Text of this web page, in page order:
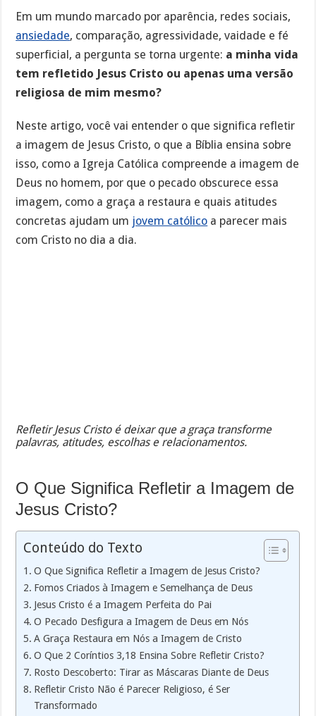
Em um mundo marcado por aparência, redes sociais,
ansiedade, comparação, agressividade, vaidade e fé
superficial, a pergunta se torna urgente: a minha vida
tem refletido Jesus Cristo ou apenas uma versão
religiosa de mim mesmo?
Neste artigo, você vai entender o que significa refletir
a imagem de Jesus Cristo, o que a Bíblia ensina sobre
isso, como a Igreja Católica compreende a imagem de
Deus no homem, por que o pecado obscurece essa
imagem, como a graça a restaura e quais atitudes
concretas ajudam um jovem católico a parecer mais
com Cristo no dia a dia.
Refletir Jesus Cristo é deixar que a graça transforme
palavras, atitudes, escolhas e relacionamentos.
O Que Significa Refletir a Imagem de
Jesus Cristo?
Conteúdo do Texto
O Que Significa Refletir a Imagem de Jesus Cristo?
Fomos Criados à Imagem e Semelhança de Deus
Jesus Cristo é a Imagem Perfeita do Pai
O Pecado Desfigura a Imagem de Deus em Nós
A Graça Restaura em Nós a Imagem de Cristo
O Que 2 Coríntios 3,18 Ensina Sobre Refletir Cristo?
Rosto Descoberto: Tirar as Máscaras Diante de Deus
Refletir Cristo Não é Parecer Religioso, é Ser
Transformado